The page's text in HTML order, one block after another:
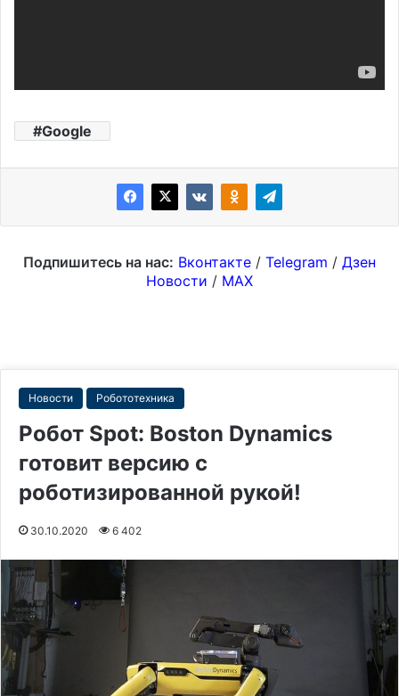
Google
Подпишитесь на нас: Вконтакте / Telegram / Дзен
Новости / MAX